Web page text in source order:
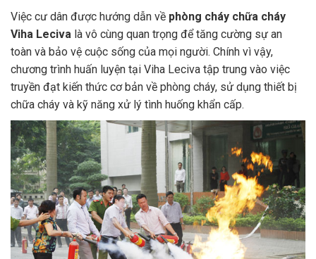
Việc cư dân được hướng dẫn về phòng cháy chữa cháy
Viha Leciva là vô cùng quan trọng để tăng cường sự an
toàn và bảo vệ cuộc sống của mọi người. Chính vì vậy,
chương trình huấn luyện tại Viha Leciva tập trung vào việc
truyền đạt kiến thức cơ bản về phòng cháy, sử dụng thiết bị
chữa cháy và kỹ năng xử lý tình huống khẩn cấp.